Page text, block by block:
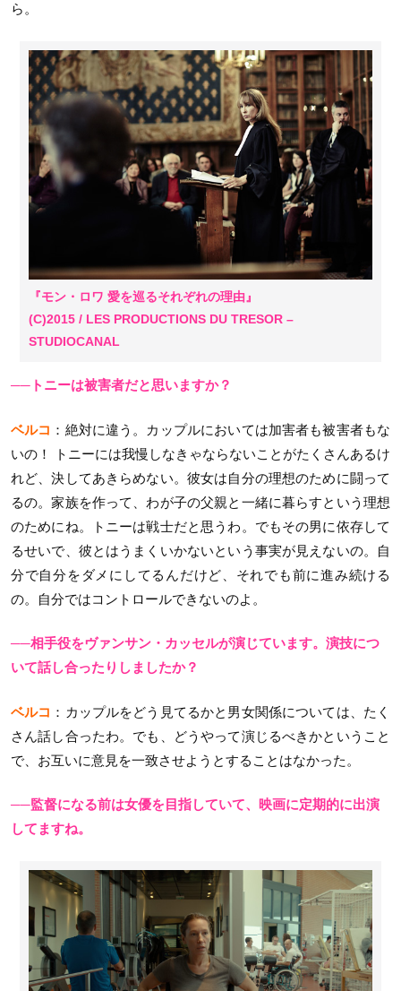
ら。
『モン・ロワ 愛を巡るそれぞれの理由』
(C)2015 / LES PRODUCTIONS DU TRESOR –
STUDIOCANAL
──トニーは被害者だと思いますか？
ベルコ ：絶対に違う。カップルにおいては加害者も被害者もな
いの！ トニーには我慢しなきゃならないことがたくさんあるけ
れど、決してあきらめない。彼女は自分の理想のために闘って
るの。家族を作って、わが子の父親と一緒に暮らすという理想
のためにね。トニーは戦士だと思うわ。でもその男に依存して
るせいで、彼とはうまくいかないという事実が見えないの。自
分で自分をダメにしてるんだけど、それでも前に進み続ける
の。自分ではコントロールできないのよ。
──相手役をヴァンサン・カッセルが演じています。演技につ
いて話し合ったりしましたか？
ベルコ ：カップルをどう見てるかと男女関係については、たく
さん話し合ったわ。でも、どうやって演じるべきかということ
で、お互いに意見を一致させようとすることはなかった。
──監督になる前は女優を目指していて、映画に定期的に出演
してますね。